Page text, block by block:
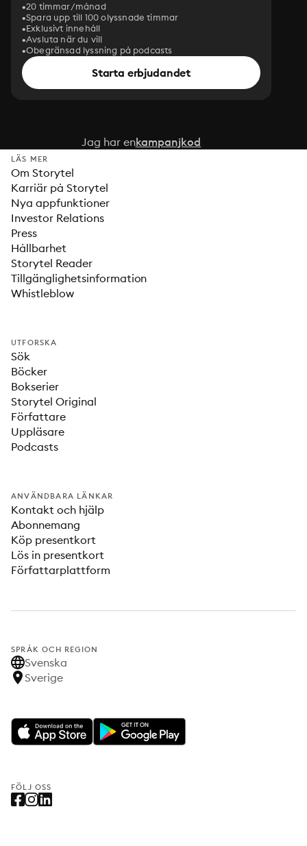
20 timmar/månad
Spara upp till 100 olyssnade timmar
Exklusivt innehåll
Avsluta när du vill
Obegränsad lyssning på podcasts
Starta erbjudandet
Jag har enkampanjkod
LÄS MER
Om Storytel
Karriär på Storytel
Nya appfunktioner
Investor Relations
Press
Hållbarhet
Storytel Reader
Tillgänglighetsinformation
Whistleblow
UTFORSKA
Sök
Böcker
Bokserier
Storytel Original
Författare
Uppläsare
Podcasts
ANVÄNDBARA LÄNKAR
Kontakt och hjälp
Abonnemang
Köp presentkort
Lös in presentkort
Författarplattform
SPRÅK OCH REGION
Svenska
Sverige
FÖLJ OSS